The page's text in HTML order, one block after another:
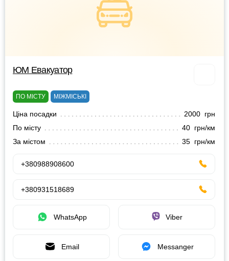
ЮМ Евакуатор
ПО МІСТУ МІЖМІСЬКІ
Ціна посадки
2000 грн
По місту
40 грн/км
За містом
35 грн/км
+380988908600
+380931518689
WhatsApp Viber
Email Messanger